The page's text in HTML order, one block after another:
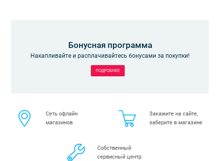
Бонусная программа
Накапливайте и расплачивайтесь бонусами за покупки!
ПОДРОБНЕЕ
Сеть офлайн
магазинов
Закажите на сайте,
заберите в магазине
Собственный
сервисный центр